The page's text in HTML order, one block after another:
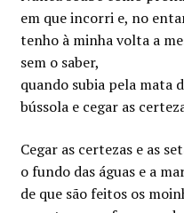
em que incorri e, no
tenho à minha volta a
sem o saber,
quando subia pela mata
bússola e cegar as
Cegar as certezas e as
o fundo das águas e a
de que são feitos os